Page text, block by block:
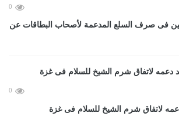
0
فى صرف السلع المدعمة لأصحاب البطاقات عن
0
لاتفاق شرم الشيخ للسلام فى غزة